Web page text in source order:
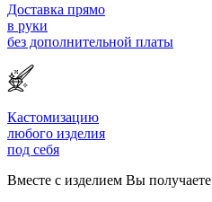
Доставка прямо
в руки
без дополнительной платы
Кастомизацию
любого изделия
под себя
Вместе с изделием Вы получаете